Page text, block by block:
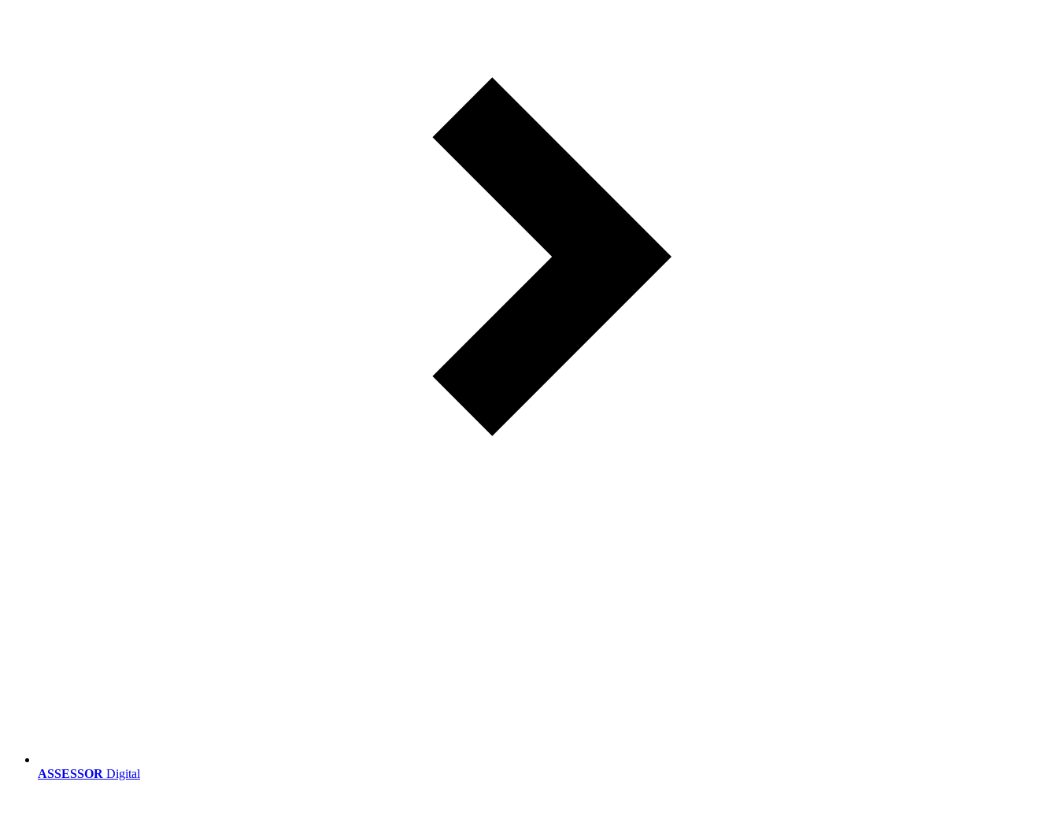
ASSESSOR Digital